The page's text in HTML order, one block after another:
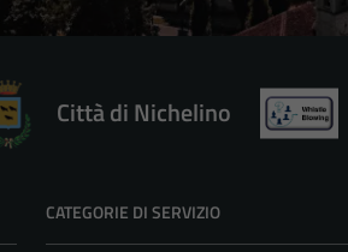
Città di Nichelino
CATEGORIE DI SERVIZIO